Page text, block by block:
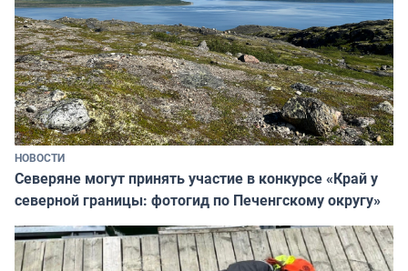
НОВОСТИ
Северяне могут принять участие в конкурсе «Край у
северной границы: фотогид по Печенгскому округу»